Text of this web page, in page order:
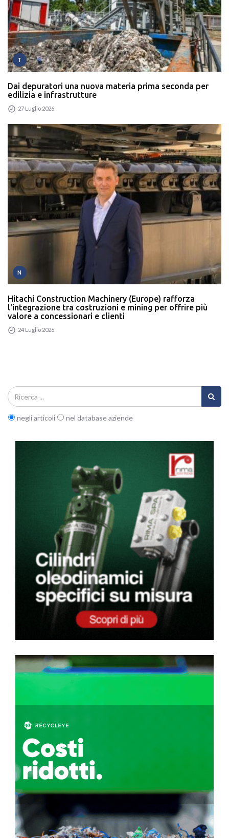
T
Dai depuratori una nuova materia prima seconda per
edilizia e infrastrutture
27 Luglio 2026
N
Hitachi Construction Machinery (Europe) rafforza
l'integrazione tra costruzioni e mining per offrire più
valore a concessionari e clienti
24 Luglio 2026
negli articoli nel database aziende